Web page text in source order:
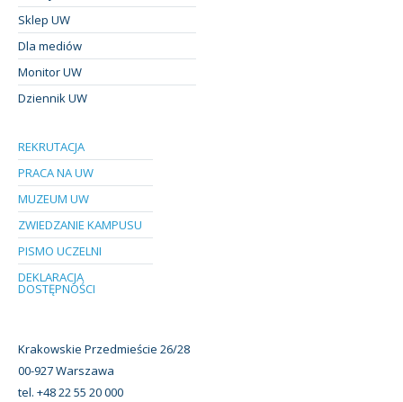
Sklep UW
Dla mediów
Monitor UW
Dziennik UW
REKRUTACJA
PRACA NA UW
MUZEUM UW
ZWIEDZANIE KAMPUSU
PISMO UCZELNI
DEKLARACJA
DOSTĘPNOŚCI
Krakowskie Przedmieście 26/28
00-927 Warszawa
tel. +48 22 55 20 000